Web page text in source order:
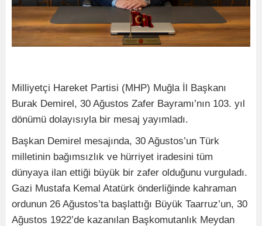
Milliyetçi Hareket Partisi (MHP) Muğla İl Başkanı
Burak Demirel, 30 Ağustos Zafer Bayramı’nın 103. yıl
dönümü dolayısıyla bir mesaj yayımladı.
Başkan Demirel mesajında, 30 Ağustos’un Türk
milletinin bağımsızlık ve hürriyet iradesini tüm
dünyaya ilan ettiği büyük bir zafer olduğunu vurguladı.
Gazi Mustafa Kemal Atatürk önderliğinde kahraman
ordunun 26 Ağustos’ta başlattığı Büyük Taarruz’un, 30
Ağustos 1922’de kazanılan Başkomutanlık Meydan